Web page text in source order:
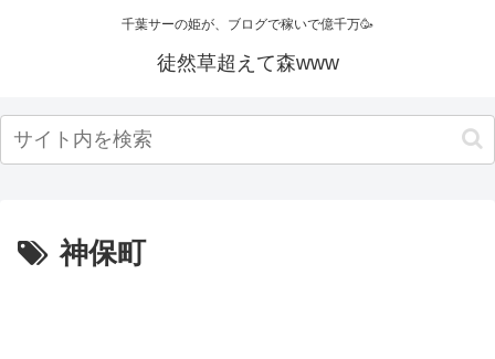
千葉サーの姫が、ブログで稼いで億千万🥳
徒然草超えて森www
神保町